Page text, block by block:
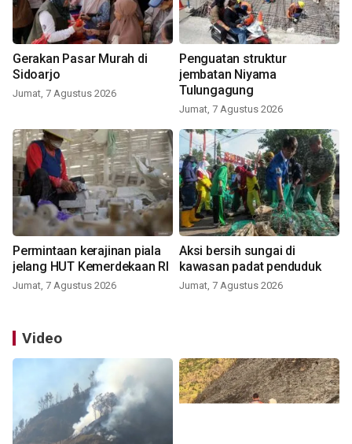
Gerakan Pasar Murah di
Sidoarjo
Jumat, 7 Agustus 2026
Penguatan struktur
jembatan Niyama
Tulungagung
Jumat, 7 Agustus 2026
Permintaan kerajinan piala
jelang HUT Kemerdekaan RI
Jumat, 7 Agustus 2026
Aksi bersih sungai di
kawasan padat penduduk
Jumat, 7 Agustus 2026
Video